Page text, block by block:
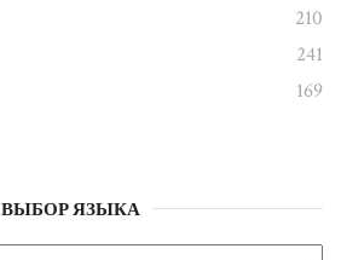
210
241
169
ВЫБОР ЯЗЫКА